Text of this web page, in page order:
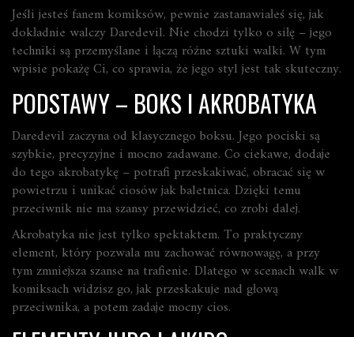
Jeśli jesteś fanem komiksów, pewnie zastanawiałeś się, jak
dokładnie walczy Daredevil. Nie chodzi tylko o siłę – jego
techniki są przemyślane i łączą różne sztuki walki. W tym
wpisie pokażę Ci, co sprawia, że jego styl jest tak skuteczny.
PODSTAWY – BOKS I AKROBATYKA
Daredevil zaczyna od klasycznego boksu. Jego pociski są
szybkie, precyzyjne i mocno zadawane. Co ciekawe, dodaje
do tego akrobatykę – potrafi przeskakiwać, obracać się w
powietrzu i unikać ciosów jak baletnica. Dzięki temu
przeciwnik nie ma szansy przewidzieć, co zrobi dalej.
Akrobatyka nie jest tylko spektaktem. To praktyczny
element, który pozwala mu zachować równowagę, a przy
tym zmniejsza szanse na trafienie. Dlatego w scenach walk w
komiksach widzisz go, jak przeskakuje nad głową
przeciwnika, a potem zadaje mocny cios.